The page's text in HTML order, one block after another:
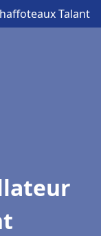
Talant